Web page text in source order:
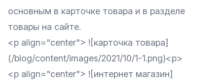
основным в карточке товара и в разделе
товары на сайте.
<p align="center"> ![карточка товара]
(/blog/content/images/2021/10/1-1.png)<p>
<p align="center"> ![интернет магазин]